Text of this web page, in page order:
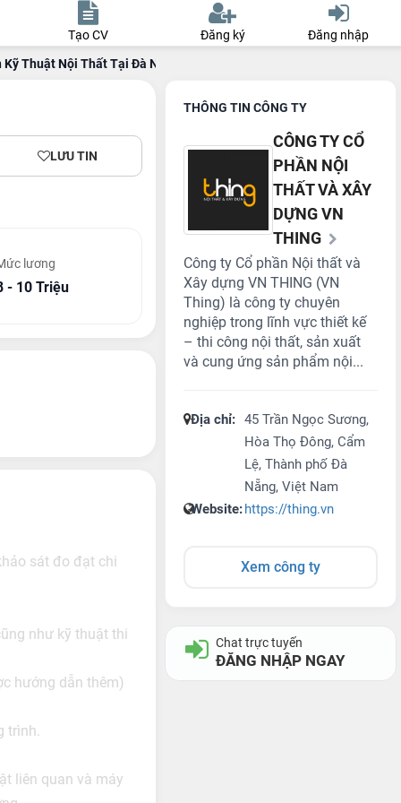
Tạo CV Đăng ký
Đăng nhập
Thuật Nội Thất Tại Đà Nẵng
LƯU TIN
lương
- 10 Triệu
sát đo đạt chi
như kỹ thuật thi
hướng dẫn thêm)
trình.
liên quan và máy
THÔNG TIN CÔNG TY
CÔNG TY CỔ
PHẦN NỘI
THẤT VÀ XÂY
DỰNG VN
THING
Công ty Cổ phần Nội thất và
Xây dựng VN THING (VN
Thing) là công ty chuyên
nghiệp trong lĩnh vực thiết kế
– thi công nội thất, sản xuất
và cung ứng sản phẩm nội...
Địa chỉ: 45 Trần Ngọc Sương,
Hòa Thọ Đông, Cẩm
Lệ, Thành phố Đà
Nẵng, Việt Nam
Website:https://thing.vn
Xem công ty
Chat trực tuyến
ĐĂNG NHẬP NGAY